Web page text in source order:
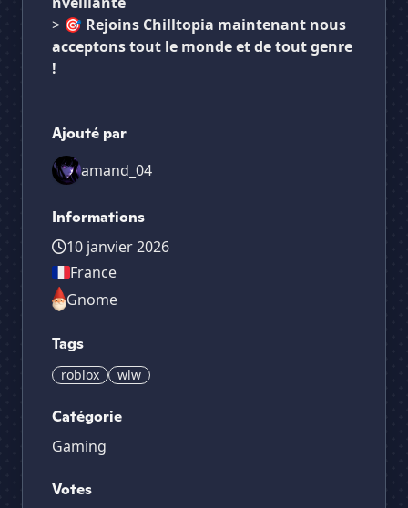
> 🎯 Rejoins Chilltopia maintenant nous
acceptons tout le monde et de tout genre
!
Ajouté par
amand_04
Informations
10 janvier 2026
France
Gnome
Tags
roblox wlw
Catégorie
Gaming
Votes